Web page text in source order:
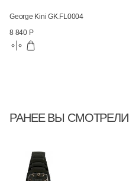
George Kini GK.FL0004
8 840 Р
РАНЕЕ ВЫ СМОТРЕЛИ